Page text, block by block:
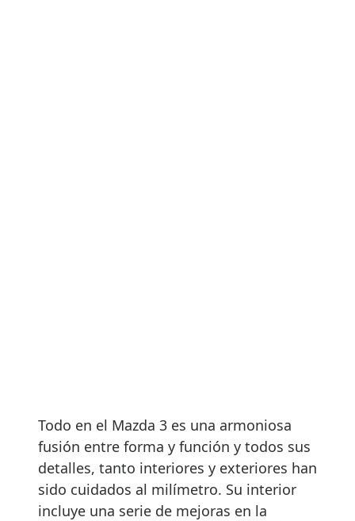
Todo en el Mazda 3 es una armoniosa
fusión entre forma y función y todos sus
detalles, tanto interiores y exteriores han
sido cuidados al milímetro. Su interior
incluye una serie de mejoras en la